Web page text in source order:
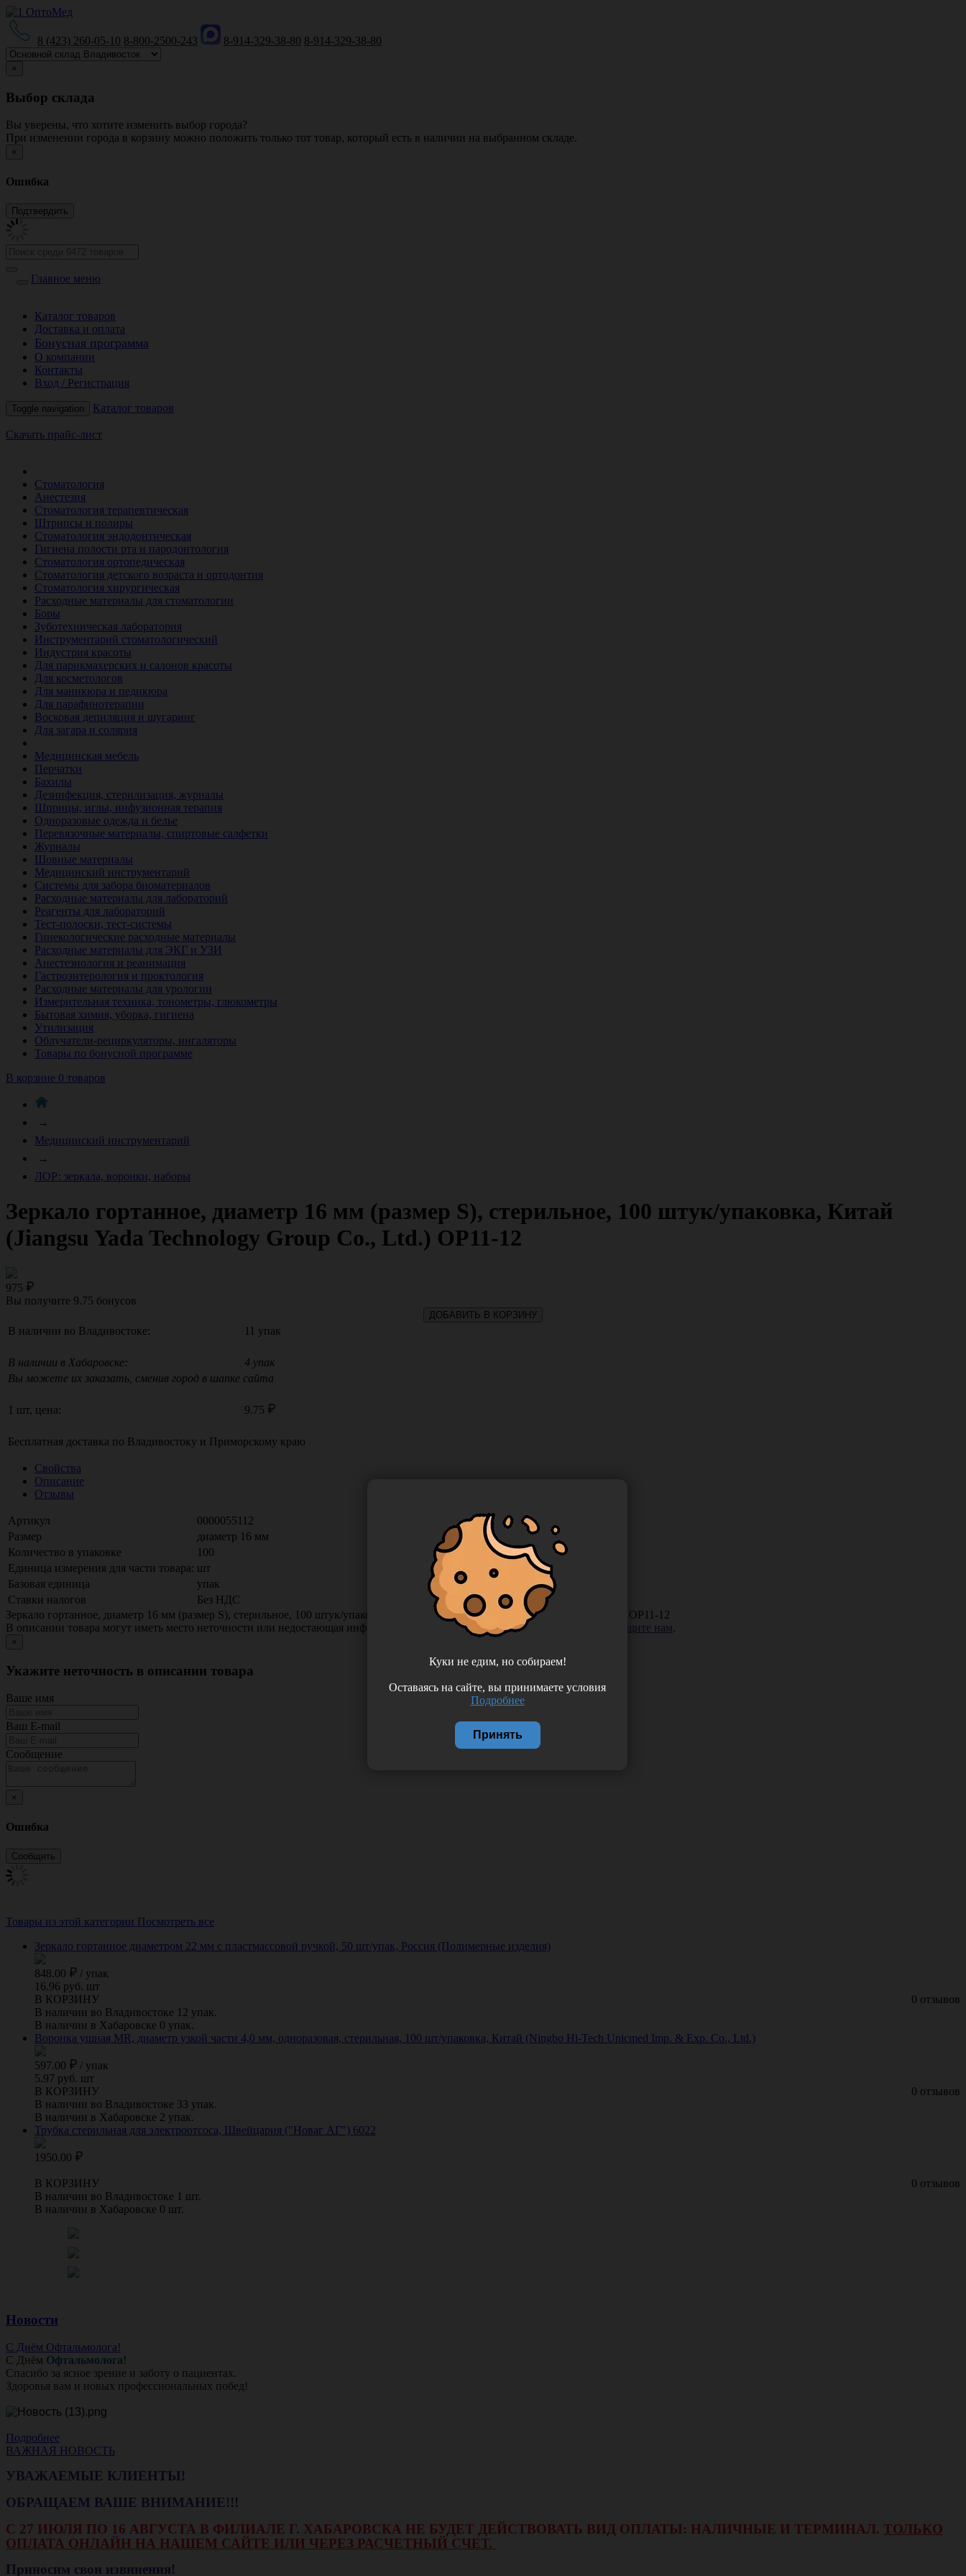
8 (423) 260-05-10 8-800-2500-243 8-914-329-38-80 8-914-329-38-80
×
Выбор склада
Вы уверены, что хотите изменить выбор города?
При изменении города в корзину можно положить только тот товар, который есть в наличии на выбранном складе.
×
Ошибка
Главное меню
Каталог товаров
Доставка и оплата
Бонусная программа
О компании
Контакты
Вход / Регистрация
Toggle navigation Каталог товаров
Скачать прайс-лист
Стоматология
Анестезия
Стоматология терапевтическая
Штрипсы и полиры
Стоматология эндодонтическая
Гигиена полости рта и пародонтология
Стоматология ортопедическая
Стоматология детского возраста и ортодонтия
Стоматология хирургическая
Расходные материалы для стоматологии
Боры
Зуботехническая лаборатория
Инструментарий стоматологический
Индустрия красоты
Для парикмахерских и салонов красоты
Для косметологов
Для маникюра и педикюра
Для парафинотерапии
Восковая депиляция и шугаринг
Для загара и солярия
Медицинская мебель
Перчатки
Бахилы
Дезинфекция, стерилизация, журналы
Шприцы, иглы, инфузионная терапия
Одноразовые одежда и белье
Перевязочные материалы, спиртовые салфетки
Журналы
Шовные материалы
Медицинский инструментарий
Системы для забора биоматериалов
Расходные материалы для лабораторий
Реагенты для лабораторий
Тест-полоски, тест-системы
Гинекологические расходные материалы
Расходные материалы для ЭКГ и УЗИ
Анестезиология и реанимация
Гастроэнтерология и проктология
Расходные материалы для урологии
Измерительная техника, тонометры, глюкометры
Бытовая химия, уборка, гигиена
Утилизация
Облучатели-рециркуляторы, ингаляторы
Товары по бонусной программе
В корзине 0 товаров
→
Медицинский инструментарий
→
ЛОР: зеркала, воронки, наборы
Зеркало гортанное, диаметр 16 мм (размер S), стерильное, 100 штук/упаковка, Китай
(Jiangsu Yada Technology Group Co., Ltd.) OP11-12
975
Вы получите 9.75 бонусов
ДОБАВИТЬ В КОРЗИНУ
В наличии во Владивостоке: 11 упак
В наличии в Хабаровске:
4 упак
Вы можете их заказать, сменив город в шапке сайта
1 шт, цена: 9.75
Бесплатная доставка по Владивостоку и Приморскому краю
Свойства
Описание
Отзывы
Артикул
0000055112
Размер
диаметр 16 мм
Количество в упаковке
100
Единица измерения для части товара: шт
Базовая единица
упак
Ставки налогов
Без НДС
Зеркало гортанное, диаметр 16 мм (размер S), стерильное, 100 штук/упаковка, Китай (Jiangsu Yada Technology Group Co., Ltd.) OP11-12
В описании товара могут иметь место неточности или недостающая информация. Если вы заметили такую проблему —
сообщите нам.
×
Укажите неточность в описании товара
Ваше имя
Ваш E-mail
Сообщение
×
Ошибка
Товары из этой категории Посмотреть все
Зеркало гортанное диаметром 22 мм с пластмассовой ручкой, 50 шт/упак, Россия (Полимерные изделия)
848.00 / упак
16.96 руб. шт
0 отзывов
В КОРЗИНУ
В наличии во Владивостоке 12 упак.
В наличии в Хабаровске 0 упак.
Воронка ушная MR, диаметр узкой части 4,0 мм, одноразовая, стерильная, 100 шт/упаковка, Китай (Ningbo Hi-Tech Unicmed Imp. & Exp. Co., Ltd.)
597.00 / упак
5.97 руб. шт
0 отзывов
В КОРЗИНУ
В наличии во Владивостоке 33 упак.
В наличии в Хабаровске 2 упак.
Трубка стерильная для электроотсоса, Швейцария ("Новаг АГ") 6022
1950.00
0 отзывов
В КОРЗИНУ
В наличии во Владивостоке 1 шт.
В наличии в Хабаровске 0 шт.
Новости
С Днём Офтальмолога!
С Днём Офтальмолога!
Спасибо за ясное зрение и заботу о пациентах.
Здоровья вам и новых профессиональных побед!
Подробнее
ВАЖНАЯ НОВОСТЬ
УВАЖАЕМЫЕ КЛИЕНТЫ!
ОБРАЩАЕМ ВАШЕ ВНИМАНИЕ!!!
С 27 ИЮЛЯ ПО 16 АВГУСТА В ФИЛИАЛЕ Г. ХАБАРОВСКА НЕ БУДЕТ ДЕЙСТВОВАТЬ ВИД ОПЛАТЫ: НАЛИЧНЫЕ И ТЕРМИНАЛ. ТОЛЬКО
ОПЛАТА ОНЛАЙН НА НАШЕМ САЙТЕ ИЛИ ЧЕРЕЗ РАСЧЕТНЫЙ СЧЕТ.
Приносим свои извинения!
Куки не едим, но собираем!
Оставаясь на сайте, вы принимаете условия
Подробнее
Принять